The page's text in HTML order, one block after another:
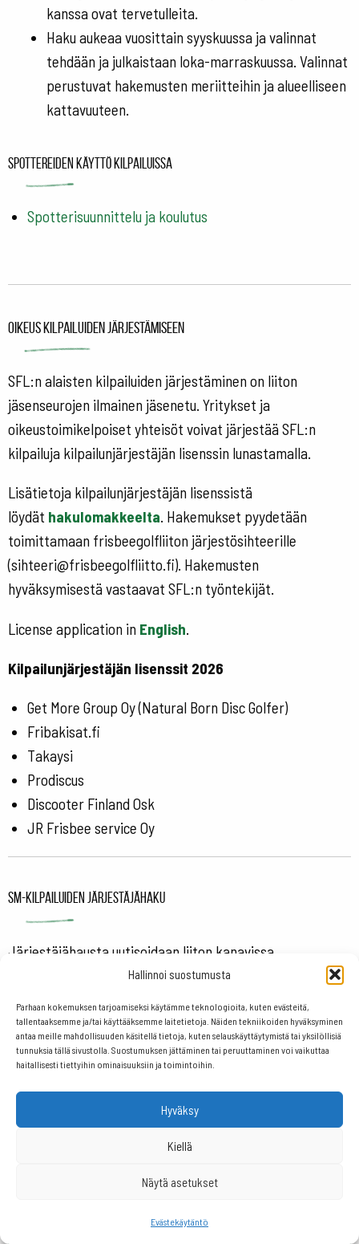
Hallinnoi suostumusta
Parhaan kokemuksen tarjoamiseksi käytämme teknologioita, kuten evästeitä,
tallentaaksemme ja/tai käyttääksemme laitetietoja. Näiden tekniikoiden hyväksyminen
antaa meille mahdollisuuden käsitellä tietoja, kuten selauskäyttäytymistä tai yksilöllisiä
tunnuksia tällä sivustolla. Suostumuksen jättäminen tai peruuttaminen voi vaikuttaa
haitallisesti tiettyihin ominaisuuksiin ja toimintoihin.
Hyväksy
Kiellä
Näytä asetukset
Evästekäytäntö
kanssa ovat tervetulleita.
Haku aukeaa vuosittain syyskuussa ja valinnat
tehdään ja julkaistaan loka-marraskuussa. Valinnat
perustuvat hakemusten meriitteihin ja alueelliseen
kattavuuteen.
Spottereiden käyttö kilpailuissa
Spotterisuunnittelu ja koulutus
Oikeus kilpailuiden järjestämiseen
SFL:n alaisten kilpailuiden järjestäminen on liiton
jäsenseurojen ilmainen jäsenetu. Yritykset ja
oikeustoimikelpoiset yhteisöt voivat järjestää SFL:n
kilpailuja kilpailunjärjestäjän lisenssin lunastamalla.
Lisätietoja kilpailunjärjestäjän lisenssistä
löydät hakulomakkeelta. Hakemukset pyydetään
toimittamaan frisbeegolfliiton järjestösihteerille
(sihteeri@frisbeegolfliitto.fi). Hakemusten
hyväksymisestä vastaavat SFL:n työntekijät.
License application in English
Kilpailunjärjestäjän lisenssit 2026
Get More Group Oy (Natural Born Disc Golfer)
Fribakisat.fi
Takaysi
Prodiscus
Discooter Finland Osk
JR Frisbee service Oy
SM-kilpailuiden järjestäjähaku
Järjestäjähausta uutisoidaan liiton kanavissa.
Perinteisesti järjestäjähaku ajoittuu loka-marraskuulle.
Ajankohtaista
Junioreiden SM-kilpailut viikonlopun pääosassa –
Ennakkokatsaus 32/2026
PDGA Europen hallitukseen Riikka Salmen
Läpimurtosäätiön apurahahaku yhdistyksille ja
Salonen jatkoi suomalaisnaisten voittoputkea –